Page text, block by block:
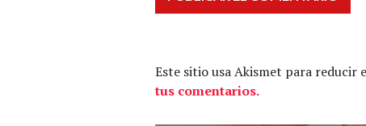
Este sitio usa Akismet para reducir
tus comentarios.